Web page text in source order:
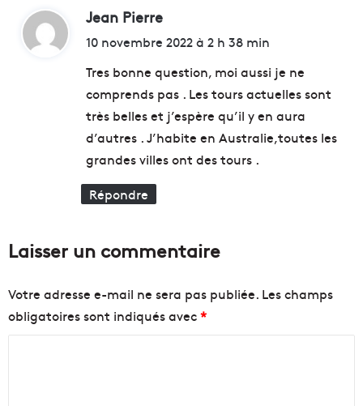
Jean Pierre
10 novembre 2022 à 2 h 38 min
Tres bonne question, moi aussi je ne
comprends pas . Les tours actuelles sont
très belles et j’espère qu’il y en aura
d’autres . J’habite en Australie,toutes les
grandes villes ont des tours .
Répondre
Laisser un commentaire
Votre adresse e-mail ne sera pas publiée. Les champs
obligatoires sont indiqués avec*